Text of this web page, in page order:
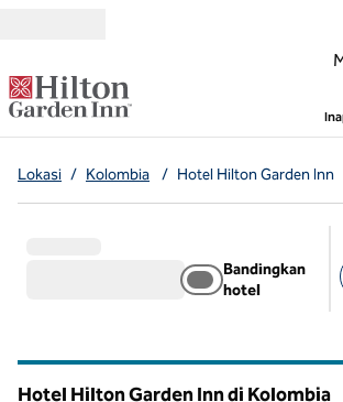
Lokasi / Kolombia / Hotel Hilton Garden Inn
Bandingkan
hotel
Hotel Hilton Garden Inn di Kolombia